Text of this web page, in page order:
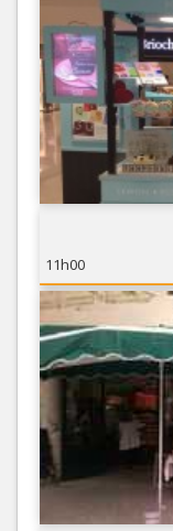
11h00